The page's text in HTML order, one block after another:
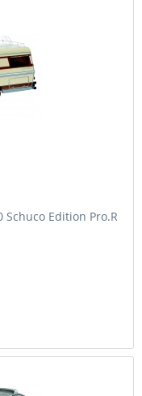
Edition Pro.R